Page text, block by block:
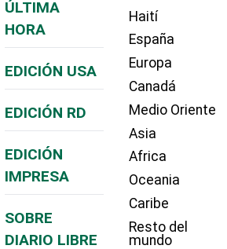
ÚLTIMA
HORA
EDICIÓN USA
EDICIÓN RD
EDICIÓN
IMPRESA
SOBRE
DIARIO LIBRE
Haití
España
Europa
Canadá
Medio Oriente
Asia
Africa
Oceania
Caribe
Resto del
mundo